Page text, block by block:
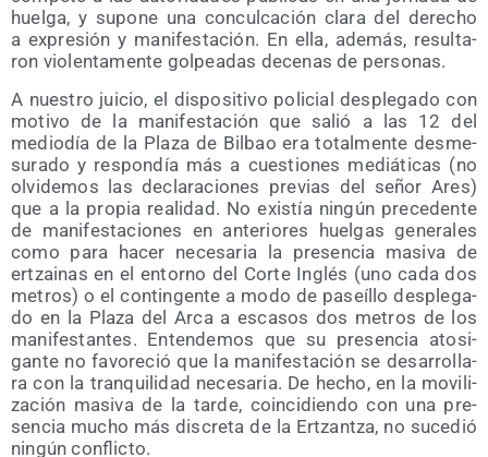
huel­ga, y supo­ne una con­cul­ca­ción cla­ra del dere­cho
a expre­sión y mani­fes­ta­ción. En ella, ade­más, resul­ta­
ron vio­len­ta­men­te gol­pea­das dece­nas de personas.
A nues­tro jui­cio, el dis­po­si­ti­vo poli­cial des­ple­ga­do con
moti­vo de la mani­fes­ta­ción que salió a las 12 del
medio­día de la Pla­za de Bil­bao era total­men­te des­me­
su­ra­do y res­pon­día más a cues­tio­nes mediá­ti­cas (no
olvi­de­mos las decla­ra­cio­nes pre­vias del señor Ares)
que a la pro­pia reali­dad. No exis­tía nin­gún pre­ce­den­te
de mani­fes­ta­cio­nes en ante­rio­res huel­gas gene­ra­les
como para hacer nece­sa­ria la pre­sen­cia masi­va de
ertzai­nas en el entorno del Cor­te Inglés (uno cada dos
metros) o el con­tin­gen­te a modo de paseí­llo des­ple­ga­
do en la Pla­za del Arca a esca­sos dos metros de los
mani­fes­tan­tes. Enten­de­mos que su pre­sen­cia ato­si­
gan­te no favo­re­ció que la mani­fes­ta­ción se desa­rro­lla­
ra con la tran­qui­li­dad nece­sa­ria. De hecho, en la movi­li­
za­ción masi­va de la tar­de, coin­ci­dien­do con una pre­
sen­cia mucho más dis­cre­ta de la Ertzan­tza, no suce­dió
nin­gún conflicto.